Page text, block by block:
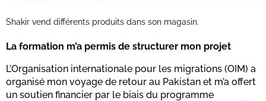
Shakir vend différents produits dans son magasin.
La formation m’a permis de structurer mon projet
L’Organisation internationale pour les migrations (OIM) a
organisé mon voyage de retour au Pakistan et m’a offert
un soutien financier par le biais du programme